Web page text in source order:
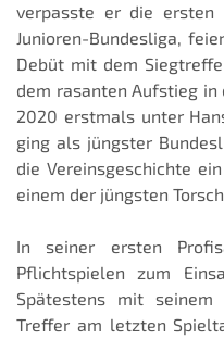
verpasste er die
Junioren-Bundesliga,
Debüt mit dem
dem rasanten Aufstieg
2020 erstmals unter
ging als jüngster
die Vereinsgeschichte
einem der jüngsten
In seiner ersten
Pflichtspielen zum
Spätestens mit seinem
Treffer am letzten